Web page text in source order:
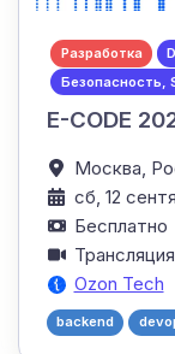
Разработка
Безопасность,
E-CODE
Москва,
сб, 12
Бесплатно
Трансляция
Ozon Tech
backend